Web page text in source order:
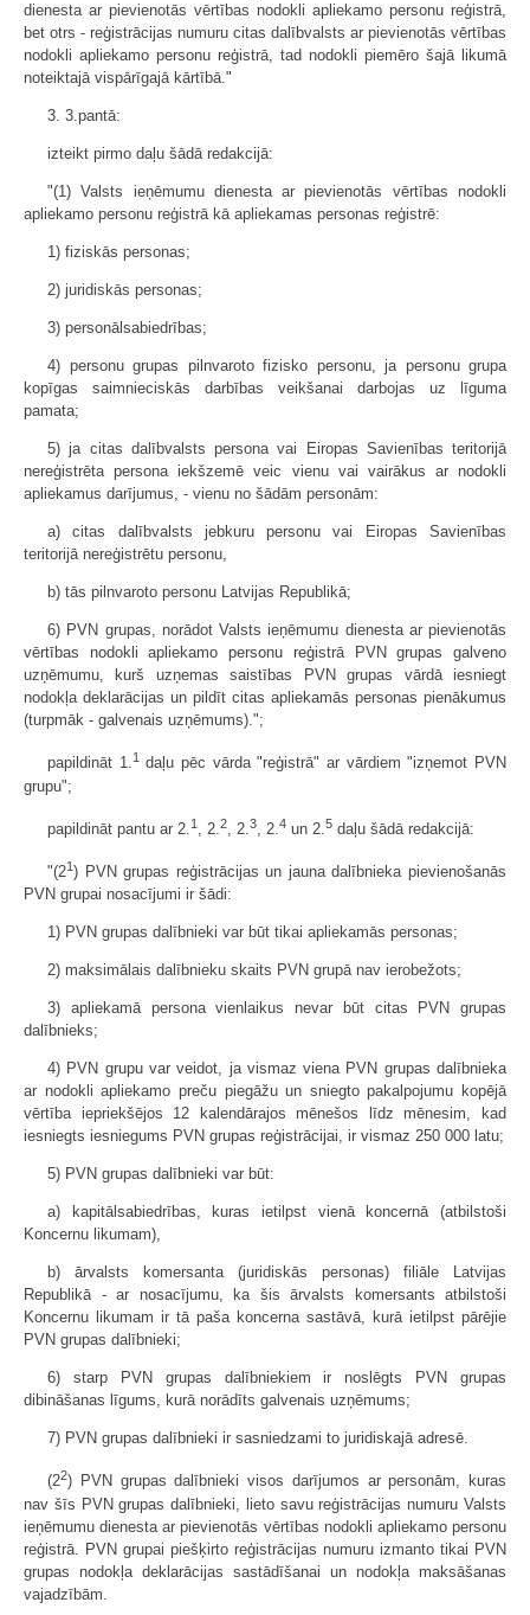
dienesta ar pievienotās vērtības nodokli apliekamo personu reģistrā,
bet otrs - reģistrācijas numuru citas dalībvalsts ar pievienotās vērtības
nodokli apliekamo personu reģistrā, tad nodokli piemēro šajā likumā
noteiktajā vispārīgajā kārtībā."
3. 3.pantā:
izteikt pirmo daļu šādā redakcijā:
"(1) Valsts ieņēmumu dienesta ar pievienotās vērtības nodokli
apliekamo personu reģistrā kā apliekamas personas reģistrē:
1) fiziskās personas;
2) juridiskās personas;
3) personālsabiedrības;
4) personu grupas pilnvaroto fizisko personu, ja personu grupa
kopīgas saimnieciskās darbības veikšanai darbojas uz līguma
pamata;
5) ja citas dalībvalsts persona vai Eiropas Savienības teritorijā
nereģistrēta persona iekšzemē veic vienu vai vairākus ar nodokli
apliekamus darījumus, - vienu no šādām personām:
a) citas dalībvalsts jebkuru personu vai Eiropas Savienības
teritorijā nereģistrētu personu,
b) tās pilnvaroto personu Latvijas Republikā;
6) PVN grupas, norādot Valsts ieņēmumu dienesta ar pievienotās
vērtības nodokli apliekamo personu reģistrā PVN grupas galveno
uzņēmumu, kurš uzņemas saistības PVN grupas vārdā iesniegt
nodokļa deklarācijas un pildīt citas apliekamās personas pienākumus
(turpmāk - galvenais uzņēmums).";
papildināt 1.1 daļu pēc vārda "reģistrā" ar vārdiem "izņemot PVN
grupu";
papildināt pantu ar 2. 1 , 2. 2 , 2. 3 , 2. 4 un 2. 5 daļu šādā redakcijā:
"(21) PVN grupas reģistrācijas un jauna dalībnieka pievienošanās
PVN grupai nosacījumi ir šādi:
1) PVN grupas dalībnieki var būt tikai apliekamās personas;
2) maksimālais dalībnieku skaits PVN grupā nav ierobežots;
3) apliekamā persona vienlaikus nevar būt citas PVN grupas
dalībnieks;
4) PVN grupu var veidot, ja vismaz viena PVN grupas dalībnieka
ar nodokli apliekamo preču piegāžu un sniegto pakalpojumu kopējā
vērtība iepriekšējos 12 kalendārajos mēnešos līdz mēnesim, kad
iesniegts iesniegums PVN grupas reģistrācijai, ir vismaz 250 000 latu;
5) PVN grupas dalībnieki var būt:
a) kapitālsabiedrības, kuras ietilpst vienā koncernā (atbilstoši
Koncernu likumam),
b) ārvalsts komersanta (juridiskās personas) filiāle Latvijas
Republikā - ar nosacījumu, ka šis ārvalsts komersants atbilstoši
Koncernu likumam ir tā paša koncerna sastāvā, kurā ietilpst pārējie
PVN grupas dalībnieki;
6) starp PVN grupas dalībniekiem ir noslēgts PVN grupas
dibināšanas līgums, kurā norādīts galvenais uzņēmums;
7) PVN grupas dalībnieki ir sasniedzami to juridiskajā adresē.
(22) PVN grupas dalībnieki visos darījumos ar personām, kuras
nav šīs PVN grupas dalībnieki, lieto savu reģistrācijas numuru Valsts
ieņēmumu dienesta ar pievienotās vērtības nodokli apliekamo personu
reģistrā. PVN grupai piešķirto reģistrācijas numuru izmanto tikai PVN
grupas nodokļa deklarācijas sastādīšanai un nodokļa maksāšanas
vajadzībām.